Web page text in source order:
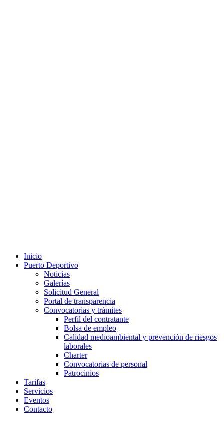
Inicio
Puerto Deportivo
Noticias
Galerías
Solicitud General
Portal de transparencia
Convocatorias y trámites
Perfil del contratante
Bolsa de empleo
Calidad medioambiental y prevención de riesgos
laborales
Charter
Convocatorias de personal
Patrocinios
Tarifas
Servicios
Eventos
Contacto